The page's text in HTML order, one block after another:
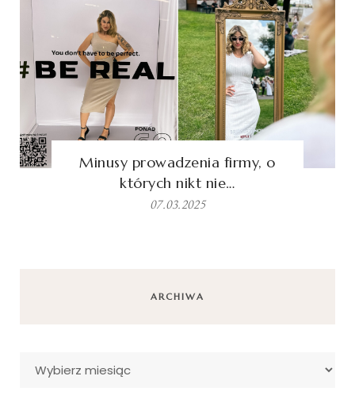
Minusy prowadzenia firmy, o
których nikt nie…
07.03.2025
ARCHIWA